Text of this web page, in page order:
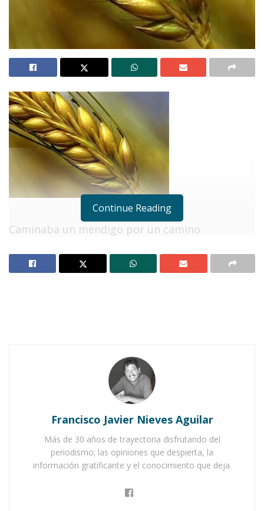
Caminaba un mendigo por un camino
al hombro. Traía el alma muy triste, los ojos
Buena tarde taurina en Ahuacatlán
unos caballos que tiraban de una carroza, y la
carroza se detuvo frente a él. Se abrió la puerta,
y el Rey que iba en ella sentado le dijo: “Buen
porque una de estos días volveré a pasar por
Continue Reading
Francisco Javier Nieves Aguilar
Más de 30 años de trayectoria disfrutando del
periodismo; las opiniones que despierta, la
información gratificante y el conocimiento que deja.